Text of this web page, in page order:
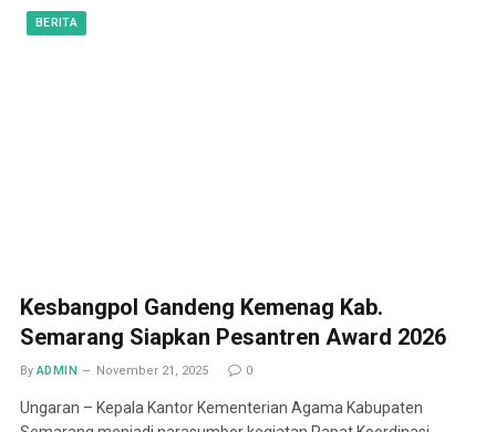
BERITA
Kesbangpol Gandeng Kemenag Kab.
Semarang Siapkan Pesantren Award 2026
By ADMIN November 21, 2025 0
Ungaran – Kepala Kantor Kementerian Agama Kabupaten